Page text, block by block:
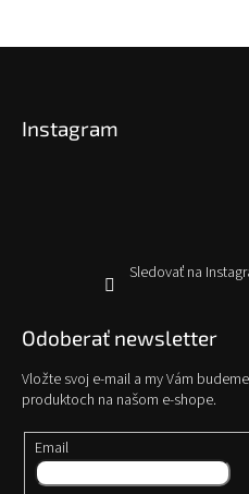
Instagram
Sledovať na
Odoberať newsletter
Vložte svoj e-mail a my Vám
produktoch na našom e-shope.
Email